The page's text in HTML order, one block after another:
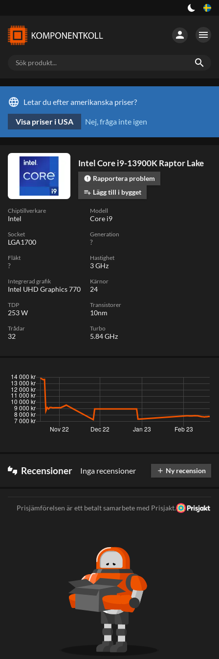
person menu
search
language Letar du efter amerikanska priser?
Nej, fråga inte igen
Visa priser i USA
Intel Core i9-13900K Raptor Lake
error Rapportera problem
playlist_add Lägg till i bygget
Chiptillverkare
Intel
Modell
Core i9
Socket
LGA1700
Generation
?
Fläkt
?
Hastighet
3 GHz
Integrerad grafik
Intel UHD Graphics 770
Kärnor
24
TDP
253 W
Transistorer
10nm
Trådar
32
Turbo
5.84 GHz
thumbs_up_down Recensioner Inga recensioner add Ny recension
Prisjämförelsen är ett betalt samarbete med Prisjakt.